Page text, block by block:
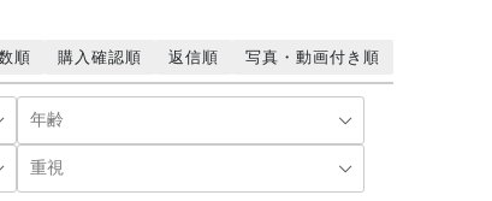
順 購入確認順 返信順 写真・動画付き順